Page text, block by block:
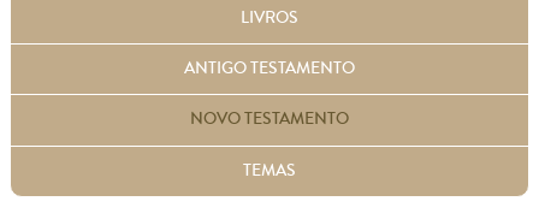
LIVROS
ANTIGO TESTAMENTO
NOVO TESTAMENTO
TEMAS